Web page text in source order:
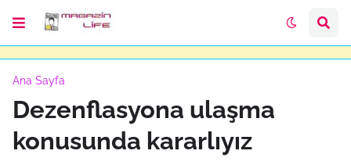
Ana Sayfa
Dezenflasyona ulaşma
konusunda kararlıyız